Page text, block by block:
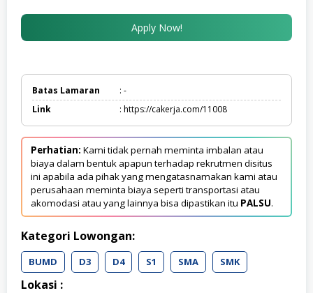
Apply Now!
Batas Lamaran
: -
Link
: https://cakerja.com/11008
Perhatian: Kami tidak pernah meminta imbalan atau
biaya dalam bentuk apapun terhadap rekrutmen disitus
ini apabila ada pihak yang mengatasnamakan kami atau
perusahaan meminta biaya seperti transportasi atau
akomodasi atau yang lainnya bisa dipastikan itu PALSU.
Kategori Lowongan:
BUMD D3 D4 S1 SMA SMK
Lokasi :